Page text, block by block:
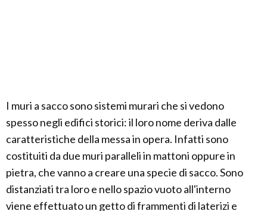
I muri a sacco sono sistemi murari che si vedono
spesso negli edifici storici: il loro nome deriva dalle
caratteristiche della messa in opera. Infatti sono
costituiti da due muri paralleli in mattoni oppure in
pietra, che vanno a creare una specie di sacco. Sono
distanziati tra loro e nello spazio vuoto all'interno
viene effettuato un getto di frammenti di laterizi e